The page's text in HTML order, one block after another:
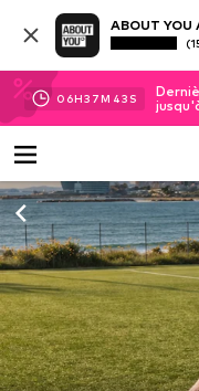
ABOUT YOU
06H37M 42 S